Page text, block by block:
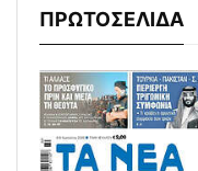
ΠΡΩΤΟΣΕΛΙΔΑ